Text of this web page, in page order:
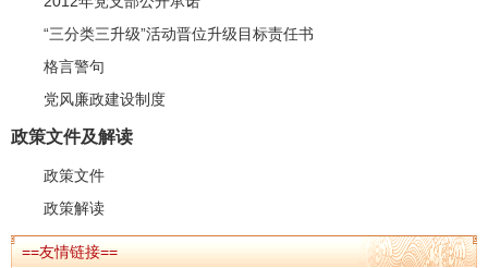
“三分类三升级”活动晋位升级目标责任书
格言警句
党风廉政建设制度
政策文件及解读
政策文件
政策解读
==友情链接==